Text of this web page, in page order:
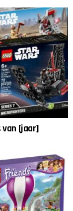
van [jaar]